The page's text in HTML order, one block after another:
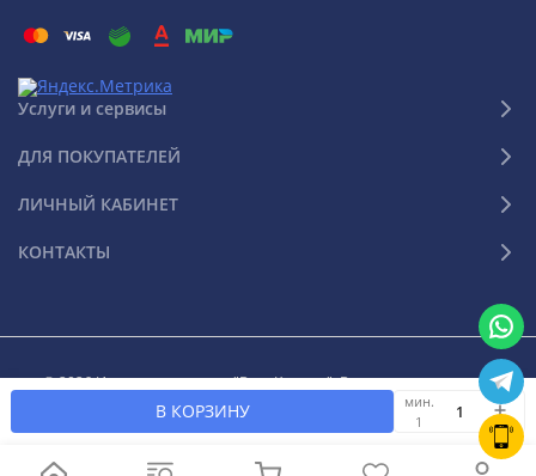
В КОРЗИНУ
мин.
1
Услуги и сервисы
ДЛЯ ПОКУПАТЕЛЕЙ
ЛИЧНЫЙ КАБИНЕТ
КОНТАКТЫ
© 2026 Интернет-магазин "Ваш Климат". Все права защищены